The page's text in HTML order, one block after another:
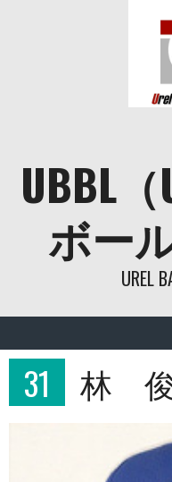
UBBL
ボー
UREL
31 林